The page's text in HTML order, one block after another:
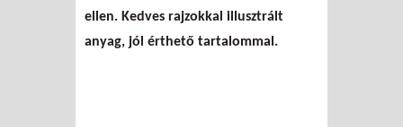
ellen. Kedves rajzokkal illusztrált
anyag, jól érthető tartalommal.